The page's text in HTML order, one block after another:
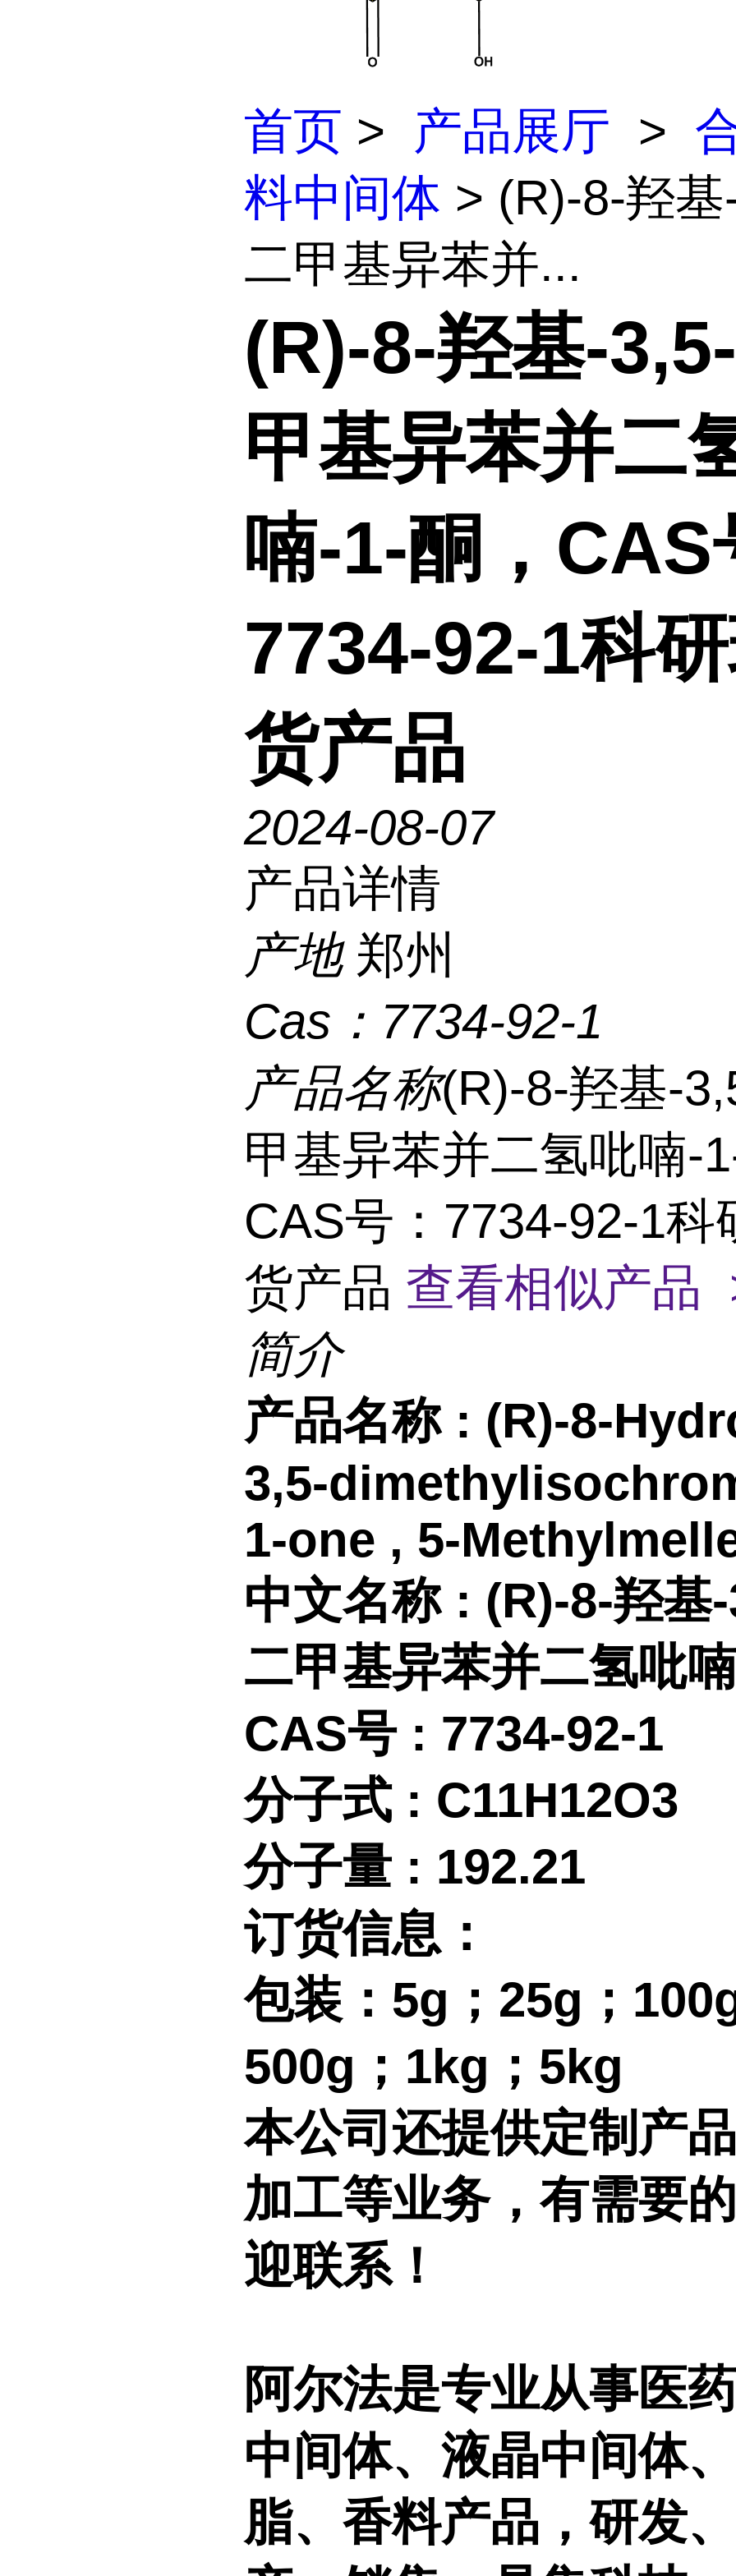
首页 > 产品展厅 >
料中间体 > (R)-8-羟
二甲基异苯并...
(R)-8-羟基-
甲基异苯并二
喃-1-酮，CAS
7734-92-1科
货产品
2024-08-07
产品详情
产地 郑州
Cas： 7734-92-1
产品名称(R)-8-羟基-
甲基异苯并二氢吡喃-
CAS号：7734-92-1科
货产品 查看相似产品
简介
产品名称 : (R)-8-
3,5-
1-one , 5-
中文名称 : (R)-8-羟基
二甲基异苯并二氢吡
CAS号 : 7734-92-1
分子式 : C11H12O3
分子量 : 192.21
订货信息：
包装： 5g；25g；
500g；1kg；5kg
本公司还提供定制产
加工等业务，有需要
迎联系！
阿尔法是专业从事医药
中间体、液晶中间体
脂、香料产品，研发